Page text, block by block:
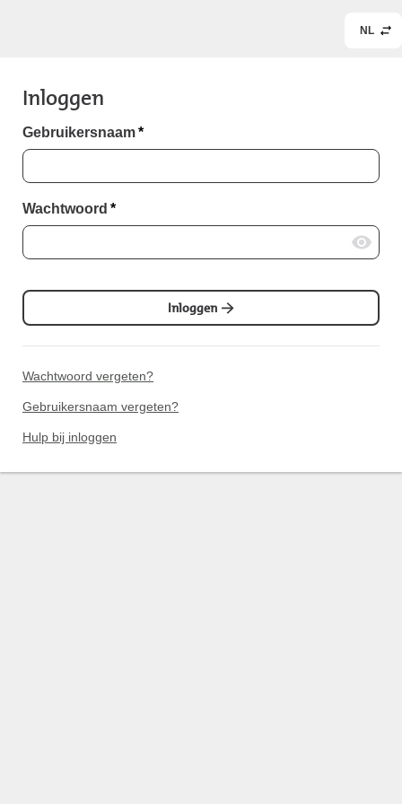
NL
Inloggen
Gebruikersnaam*
Wachtwoord *
Inloggen
Wachtwoord vergeten?
Gebruikersnaam vergeten?
Hulp bij inloggen